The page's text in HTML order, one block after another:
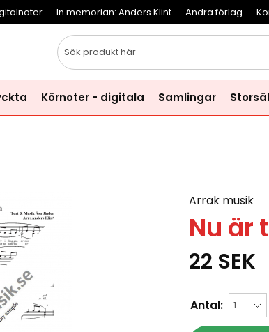
In memorian: Anders Klint Andra förlag
Körnoter - digitala Samlingar
Arrak musik
Nu är
22 SEK
Antal: